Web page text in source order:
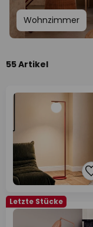
Wohnzimmer
55 Artikel
Letzte Stücke